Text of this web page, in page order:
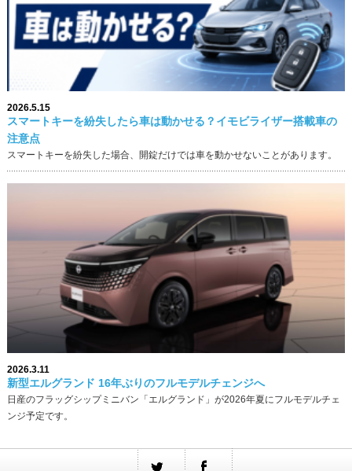
2026.5.15
スマートキーを紛失したら車は動かせる？イモビライザー搭載車の
注意点
スマートキーを紛失した場合、開錠だけでは車を動かせないことがあります。
2026.3.11
新型エルグランド 16年ぶりのフルモデルチェンジへ
日産のフラッグシップミニバン「エルグランド」が2026年夏にフルモデルチェ
ンジ予定です。